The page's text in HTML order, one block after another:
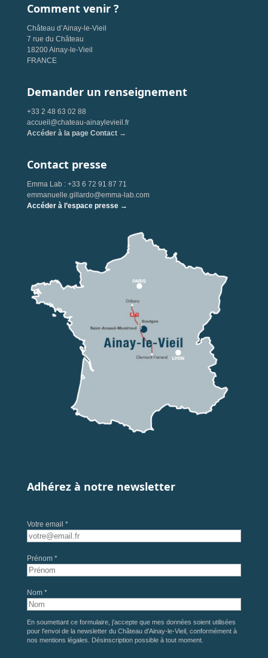
Comment venir ?
Château d’Ainay-le-Vieil
7 rue du Château
18200 Ainay-le-Vieil
FRANCE
Demander un renseignement
+33 2 48 63 02 88
accueil@chateau-ainaylevieil.fr
Accéder à la page Contact →
Contact presse
Emma Lab : +33 6 72 91 87 71
emmanuelle.gillardo@emma-lab.com
Accéder à l’espace presse →
Adhérez à notre newsletter
Votre email *
Prénom *
Nom *
En soumettant ce formulaire, j'accepte que mes données soient utilisées
pour l'envoi de la newsletter du Château d'Ainay-le-Vieil, conformément à
nos mentions légales . Désinscription possible à tout moment.